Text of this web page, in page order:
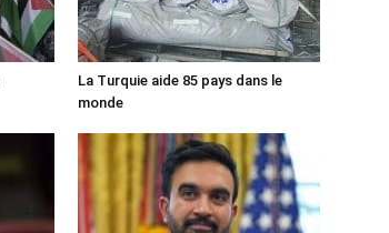
La Turquie aide 85 pays dans le
monde